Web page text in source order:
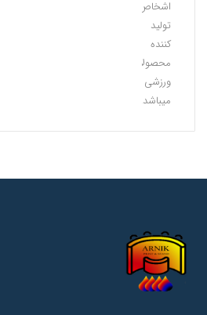
اشخاص
تولید
کننده
محصولات
ورزشی
میباشد.